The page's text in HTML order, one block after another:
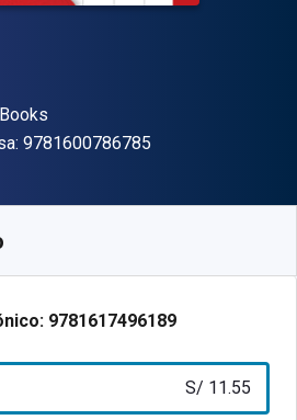
9781600786785
9781617496189
S/ 11.55